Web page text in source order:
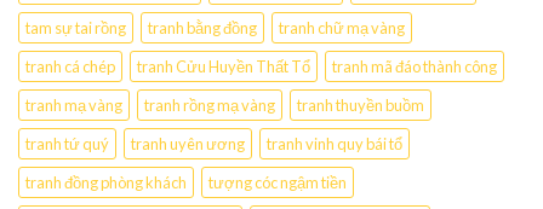
tam sự tai rồng
tranh bằng đồng
tranh chữ mạ vàng
tranh cá chép
tranh Cửu Huyền Thất Tổ
tranh mã đáo thành công
tranh mạ vàng
tranh rồng mạ vàng
tranh thuyền buồm
tranh tứ quý
tranh uyên ương
tranh vinh quy bái tổ
tranh đồng phòng khách
tượng cóc ngậm tiền